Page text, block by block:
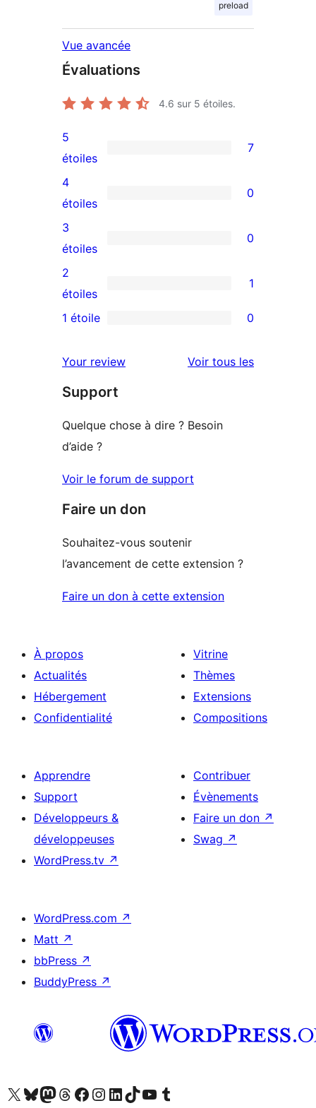
preload
Vue avancée
Évaluations
4.6 sur 5 étoiles.
7
avis
à
5
étoiles
5
étoiles
7
0
avis
à
4
étoile
4
étoiles
0
0
avis
à
3
3
étoiles
0
1
avis
2
2
étoiles
1
à
1
1 étoile 0
Your review Voir tous lesavis
Support
Quelque chose à dire ? Besoin
d’aide ?
Voir le forum de support
Faire un don
Souhaitez-vous soutenir
l’avancement de cette extension ?
Faire un don à cette extension
À propos
Actualités
Hébergement
Confidentialité
Vitrine
Thèmes
Extensions
Compositions
Apprendre
Support
Développeurs &
développeuses
WordPress.tv ↗
Contribuer
Évènements
Faire un don ↗
Swag ↗
WordPress.com ↗
Matt ↗
bbPress ↗
BuddyPress ↗
Visitez notre compte X (précédemment Twitter)
Visiter notre compte Bluesky
Visiter notre compte Mastodon
Visiter notre compte Threads
Consulter notre compte Facebook
Consulter notre compte Instagram
Consulter notre compte LinkedIn
Visiter notre compte TokTok
Visiter notre chaîne YouTube
Visiter notre compte Tumblr